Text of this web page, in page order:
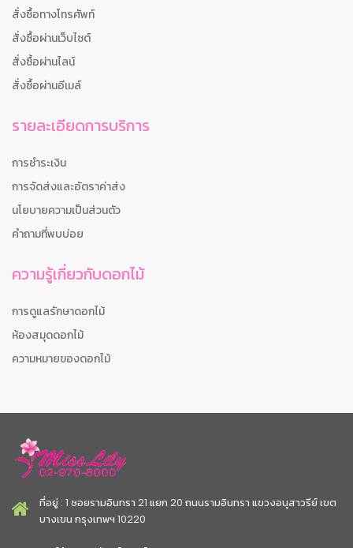
สั่งซื้อทางโทรศัพท์
สั่งซื้อผ่านเว็บไซต์
สั่งซื้อผ่านไลน์
สั่งซื้อผ่านอีเมล์
รายละเอียดการบริการ
การชำระเงิน
การจัดส่งและอัตราค่าส่ง
นโยบายความเป็นส่วนตัว
คำถามที่พบบ่อย
ความรู้เกี่ยวกับดอกไม้
การดูแลรักษาดอกไม้
ห้องสมุดดอกไม้
ความหมายของดอกไม้
ที่อยู่ : 1 ซอยรามอินทรา 21 แยก 20 ถนนรามอินทรา แขวงอนุสาวรีย์ เขต
บางเขน กรุงเทพฯ 10220